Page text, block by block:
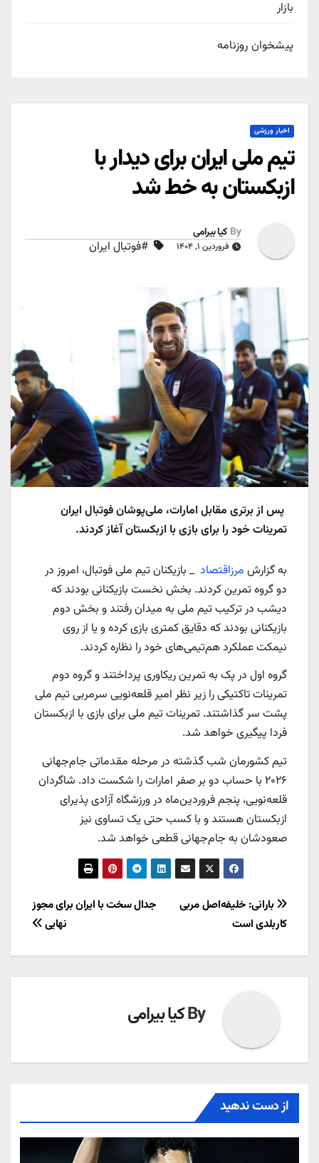
بازار
پیشخوان روزنامه
اخبار ورزشی
تیم ملی ایران برای دیدار با
ازبکستان به خط شد
By کیا بیرامی
فروردین ۱, ۱۴۰۴ #فوتبال ایران
پس از برتری مقابل امارات، ملی‌پوشان فوتبال ایران
تمرینات خود را برای بازی با ازبکستان آغاز کردند.
به گزارش مرزاقتصاد_ بازیکنان تیم ملی فوتبال، امروز در
دو گروه تمرین کردند. بخش نخست بازیکنانی بودند که
دیشب در ترکیب تیم ملی به میدان رفتند و بخش دوم
بازیکنانی بودند که دقایق کمتری بازی کرده و یا از روی
نیمکت عملکرد هم‌تیمی‌های خود را نظاره کردند.
گروه اول در پک به تمرین ریکاوری پرداختند و گروه دوم
تمرینات تاکتیکی را زیر نظر امیر قلعه‌نویی سرمربی تیم ملی
پشت سر گذاشتند. تمرینات تیم ملی برای بازی با ازبکستان
فردا پیگیری خواهد شد.
تیم کشورمان شب گذشته در مرحله مقدماتی جام‌جهانی
۲۰۲۶ با حساب دو بر صفر امارات را شکست داد. شاگردان
قلعه‌نویی، پنجم فروردین‌ماه در ورزشگاه آزادی پذیرای
ازبکستان هستند و با کسب حتی یک تساوی نیز
صعودشان به جام‌جهانی قطعی خواهد شد.
راهبری
نوشته
جدال سخت با ایران برای مجوز
نهایی
بارانی: خلیفه‌اصل مربی
کاربلدی است
Byکیا بیرامی
از دست ندهید